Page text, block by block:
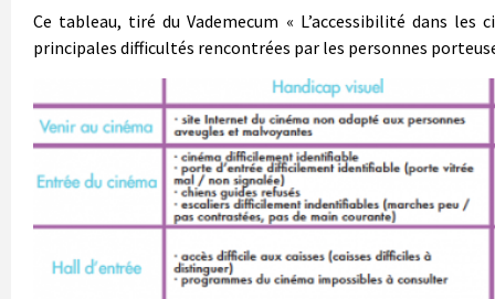
Ce tableau, tiré du Vademecum « L’accessibilité dans les
principales difficultés rencontrées par les personnes